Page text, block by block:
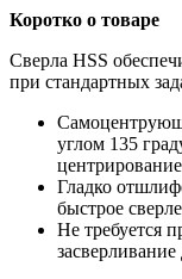
Коротко о товаре
Сверла HSS
при стандартных
углом 135
Гладко
быстрое
Не требуется